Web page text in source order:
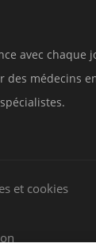
avec chaque
des médecins
et cookies